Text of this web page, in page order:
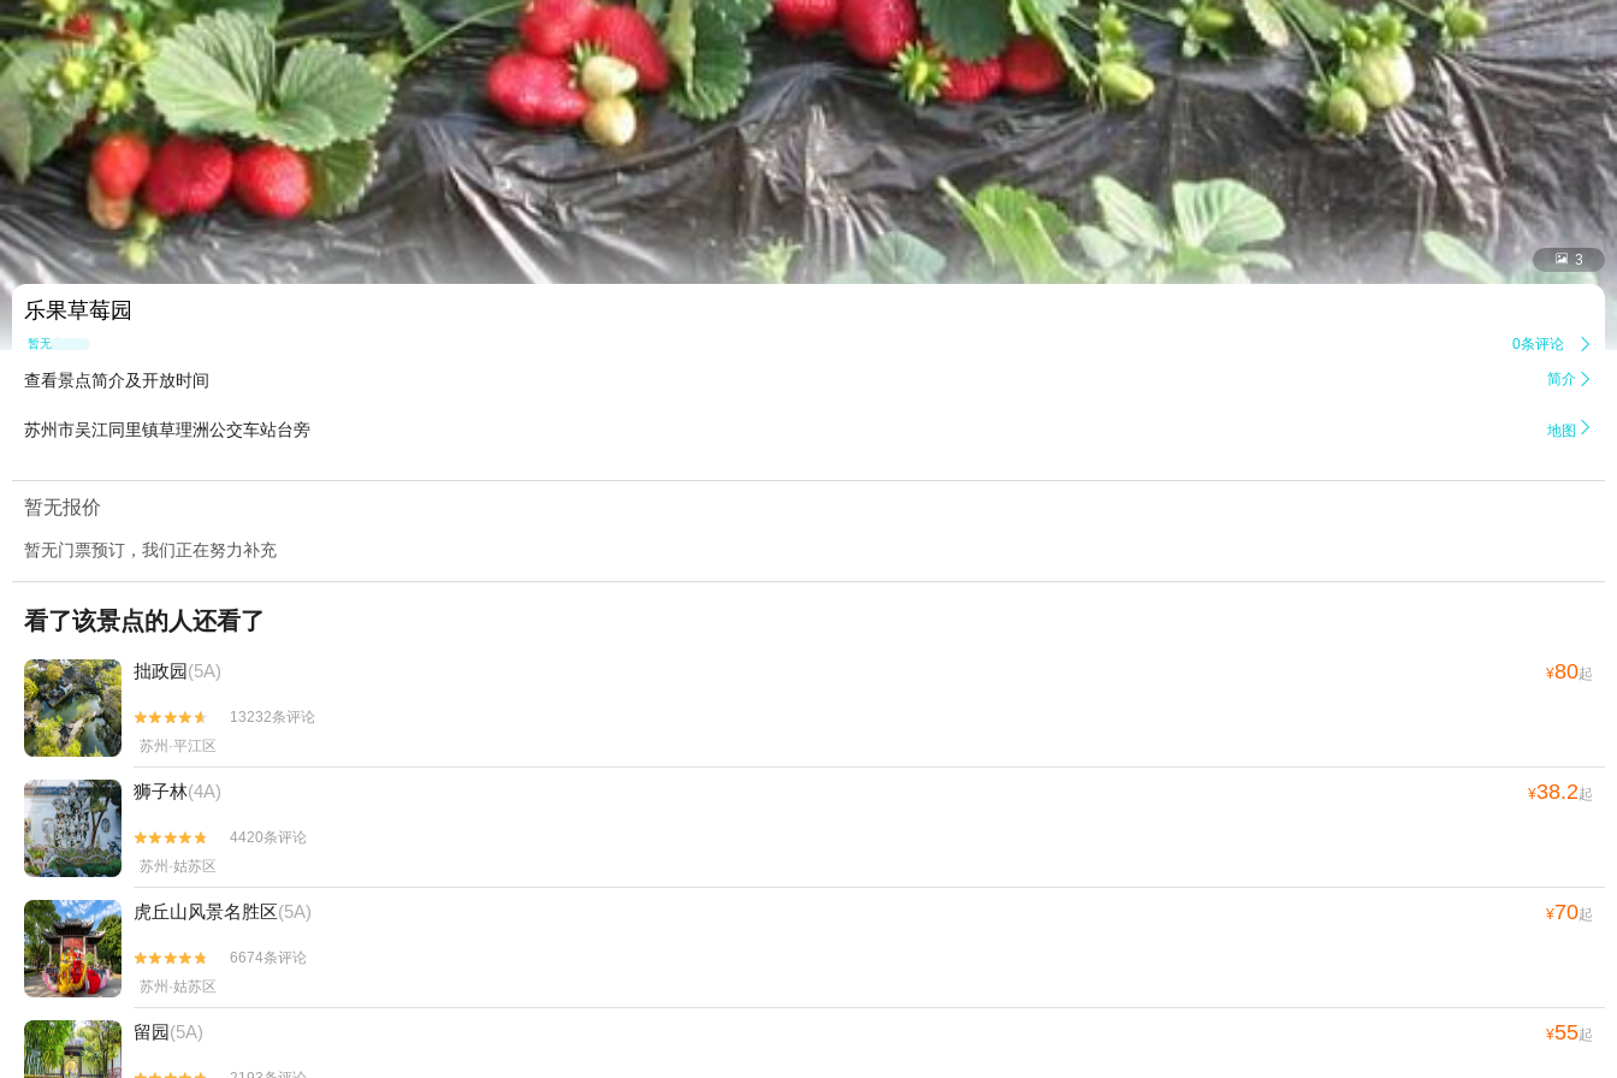
 3
乐果草莓园
暂无点评 0条评论 
查看景点简介及开放时间 简介 
苏州市吴江同里镇草理洲公交车站台旁 地图 
暂无报价
暂无门票预订，我们正在努力补充
看了该景点的人还看了
拙政园(5A) ¥80起


13232条评论
苏州·平江区
狮子林(4A) ¥38.2起


4420条评论
苏州·姑苏区
虎丘山风景名胜区(5A) ¥70起


6674条评论
苏州·姑苏区
留园(5A) ¥55起